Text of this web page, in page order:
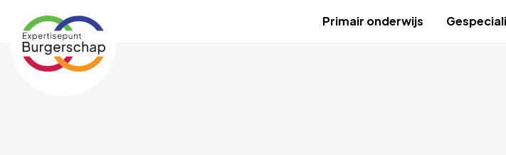
Expertisepunt
Burgerschap
Primair onderwijs